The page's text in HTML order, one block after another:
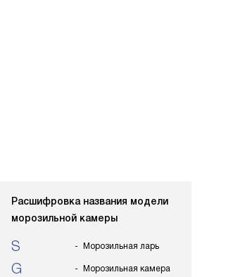
Расшифровка названия модели
морозильной камеры
S Морозильная ларь
G Морозильная камера